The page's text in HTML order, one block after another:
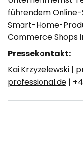
führendem
Smart-Home-
Commerce Shops
Pressekontakt:
Kai Krzyzelewski |
professional.de |